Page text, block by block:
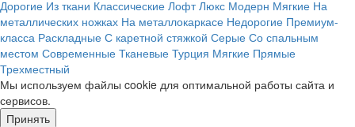
Дорогие Из ткани Классические Лофт Люкс Модерн Мягкие На
металлических ножках На металлокаркасе Недорогие Премиум-
класса Раскладные С каретной стяжкой Серые Со спальным
местом Современные Тканевые Турция Мягкие Прямые
Трехместный
Мы используем файлы cookie для оптимальной работы сайта и
сервисов.
Принять